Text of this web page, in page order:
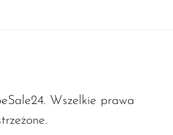
vaper'aWszelkie prawa